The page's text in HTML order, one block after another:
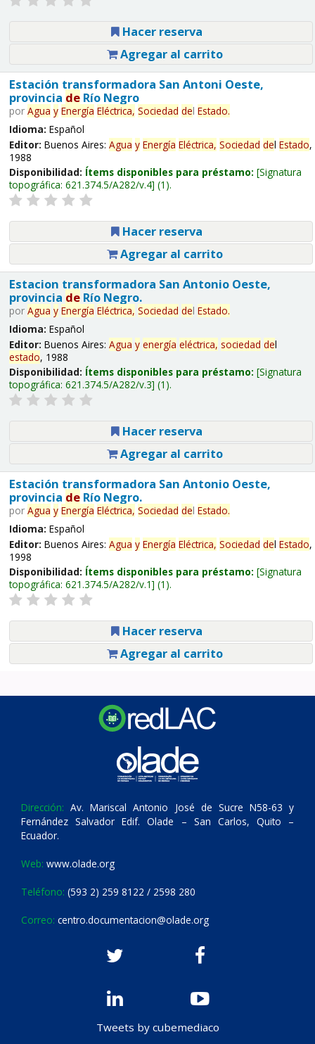
Hacer reserva
Agregar al carrito
Estación transformadora San Antoni Oeste,
provincia deRío Negro
por Agua y Energía Eléctrica, Sociedad del Estado.
Idioma: Español
Editor: Buenos Aires: Agua y Energía Eléctrica, Sociedad del Estado,
1988
Disponibilidad: Ítems disponibles para préstamo: Signatura
topográfica: 621.374.5/A282/v.4 (1).
Hacer reserva
Agregar al carrito
Estacion transformadora San Antonio Oeste,
provincia deRío Negro.
por Agua y Energía Eléctrica, Sociedad del Estado.
Idioma: Español
Editor: Buenos Aires: Agua y energía eléctrica, sociedad del
estado, 1988
Disponibilidad: Ítems disponibles para préstamo: Signatura
topográfica: 621.374.5/A282/v.3 (1).
Hacer reserva
Agregar al carrito
Estación transformadora San Antonio Oeste,
provincia deRío Negro.
por Agua y Energía Eléctrica, Sociedad del Estado.
Idioma: Español
Editor: Buenos Aires: Agua y Energía Eléctrica, Sociedad del Estado,
1998
Disponibilidad: Ítems disponibles para préstamo: Signatura
topográfica: 621.374.5/A282/v.1 (1).
Hacer reserva
Agregar al carrito
Dirección: Av. Mariscal Antonio José de Sucre N58-63 y
Fernández Salvador Edif. Olade – San Carlos, Quito –
Ecuador.
Web: www.olade.org
Teléfono: (593 2) 259 8122 / 2598 280
Correo: centro.documentacion@olade.org
Tweets by cubemediaco